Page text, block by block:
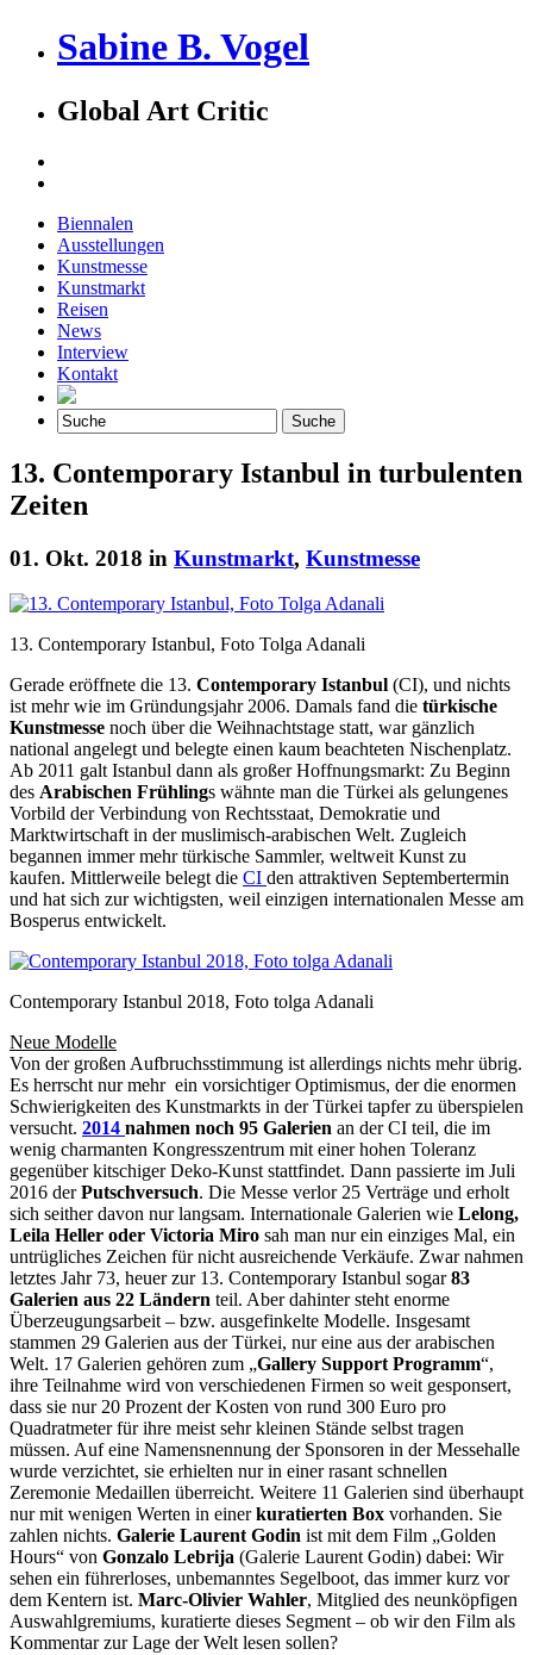
Sabine B. Vogel
Global Art Critic
Biennalen
Ausstellungen
Kunstmesse
Kunstmarkt
Reisen
News
Interview
Kontakt
13. Contemporary Istanbul in turbulenten
Zeiten
01. Okt. 2018 in Kunstmarkt, Kunstmesse
13. Contemporary Istanbul, Foto Tolga Adanali
Gerade eröffnete die 13. Contemporary Istanbul (CI), und nichts
ist mehr wie im Gründungsjahr 2006. Damals fand die türkische
Kunstmesse noch über die Weihnachtstage statt, war gänzlich
national angelegt und belegte einen kaum beachteten Nischenplatz.
Ab 2011 galt Istanbul dann als großer Hoffnungsmarkt: Zu Beginn
des Arabischen Frühlings wähnte man die Türkei als gelungenes
Vorbild der Verbindung von Rechtsstaat, Demokratie und
Marktwirtschaft in der muslimisch-arabischen Welt. Zugleich
begannen immer mehr türkische Sammler, weltweit Kunst zu
kaufen. Mittlerweile belegt die CI den attraktiven Septembertermin
und hat sich zur wichtigsten, weil einzigen internationalen Messe am
Bosperus entwickelt.
Contemporary Istanbul 2018, Foto tolga Adanali
Neue Modelle
Von der großen Aufbruchsstimmung ist allerdings nichts mehr übrig.
Es herrscht nur mehr ein vorsichtiger Optimismus, der die enormen
Schwierigkeiten des Kunstmarkts in der Türkei tapfer zu überspielen
versucht. 2014 nahmen noch 95 Galerien an der CI teil, die im
wenig charmanten Kongresszentrum mit einer hohen Toleranz
gegenüber kitschiger Deko-Kunst stattfindet. Dann passierte im Juli
2016 derPutschversuch. Die Messe verlor 25 Verträge und erholt
sich seither davon nur langsam. Internationale Galerien wie Lelong,
Leila Heller oder Victoria Miro sah man nur ein einziges Mal, ein
untrügliches Zeichen für nicht ausreichende Verkäufe. Zwar nahmen
letztes Jahr 73, heuer zur 13. Contemporary Istanbul sogar83
Galerien aus 22 Ländern teil. Aber dahinter steht enorme
Überzeugungsarbeit – bzw. ausgefinkelte Modelle. Insgesamt
stammen 29 Galerien aus der Türkei, nur eine aus der arabischen
Welt. 17 Galerien gehören zum „Gallery Support Programm“,
ihre Teilnahme wird von verschiedenen Firmen so weit gesponsert,
dass sie nur 20 Prozent der Kosten von rund 300 Euro pro
Quadratmeter für ihre meist sehr kleinen Stände selbst tragen
müssen. Auf eine Namensnennung der Sponsoren in der Messehalle
wurde verzichtet, sie erhielten nur in einer rasant schnellen
Zeremonie Medaillen überreicht. Weitere 11 Galerien sind überhaupt
nur mit wenigen Werten in einerkuratierten Box vorhanden. Sie
zahlen nichts. Galerie Laurent Godin ist mit dem Film „Golden
Hours“ von Gonzalo Lebrija (Galerie Laurent Godin) dabei: Wir
sehen ein führerloses, unbemanntes Segelboot, das immer kurz vor
dem Kentern ist. Marc-Olivier Wahler, Mitglied des neunköpfigen
Auswahlgremiums, kuratierte dieses Segment – ob wir den Film als
Kommentar zur Lage der Welt lesen sollen?